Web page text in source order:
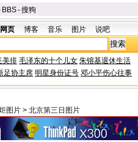
BBS-搜狗
网页 博客 音乐 图片 说吧
美排 毛泽东的十个儿女 朱镕基退休生活
足协主席 明星身份证号 邓小平伤心往事
图片 > 北京第三日图片